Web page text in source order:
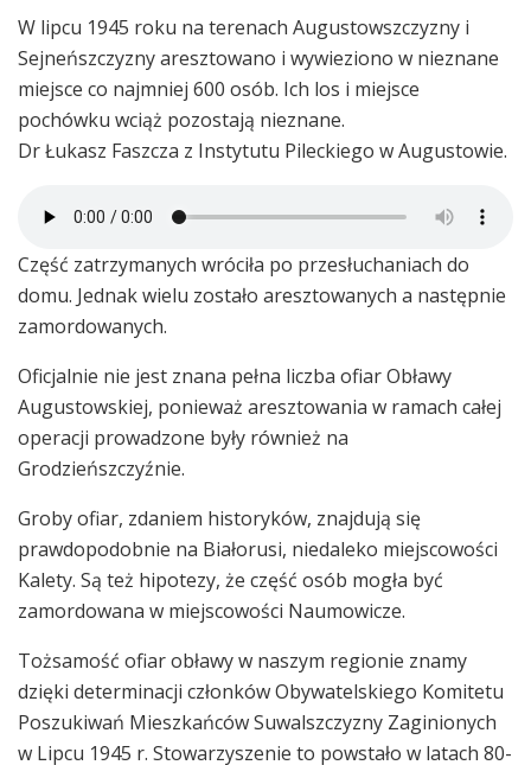
W lipcu 1945 roku na terenach Augustowszczyzny i
Sejneńszczyzny aresztowano i wywieziono w nieznane
miejsce co najmniej 600 osób. Ich los i miejsce
pochówku wciąż pozostają nieznane.
Dr Łukasz Faszcza z Instytutu Pileckiego w Augustowie.
Część zatrzymanych wróciła po przesłuchaniach do
domu. Jednak wielu zostało aresztowanych a następnie
zamordowanych.
Oficjalnie nie jest znana pełna liczba ofiar Obławy
Augustowskiej, ponieważ aresztowania w ramach całej
operacji prowadzone były również na
Grodzieńszczyźnie.
Groby ofiar, zdaniem historyków, znajdują się
prawdopodobnie na Białorusi, niedaleko miejscowości
Kalety. Są też hipotezy, że część osób mogła być
zamordowana w miejscowości Naumowicze.
Tożsamość ofiar obławy w naszym regionie znamy
dzięki determinacji członków Obywatelskiego Komitetu
Poszukiwań Mieszkańców Suwalszczyzny Zaginionych
w Lipcu 1945 r. Stowarzyszenie to powstało w latach 80-